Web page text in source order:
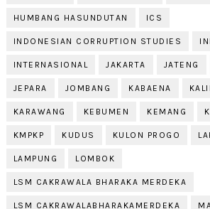
HUMBANG HASUNDUTAN ICS
INDONESIAN CORRUPTION STUDIES
INTERNASIONAL JAKARTA JATENG
JEPARA JOMBANG KABAENA
KARAWANG KEBUMEN KEMANG
KMPKP KUDUS KULON PROGO
LAMPUNG LOMBOK
LSM CAKRAWALA BHARAKA MERDEKA
LSM CAKRAWALABHARAKAMERDEKA